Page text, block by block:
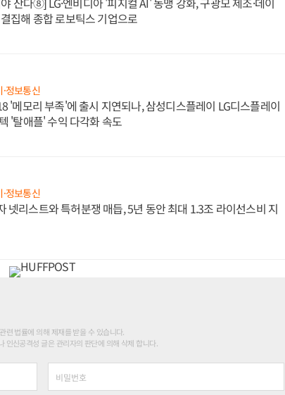
결집해 종합 로보틱스 기업으로
·정보통신
'메모리 부족'에 출시 지연되나, 삼성디스플레이 LG디스플레이
'탈애플' 수익 다각화 속도
·정보통신
넷리스트와 특허분쟁 매듭, 5년 동안 최대 1.3조 라이선스비 지
련 법률에 의해 제재를 받을 수 있습니다.
인신공격성 글은 관리자의 판단에 의해 삭제 합니다.